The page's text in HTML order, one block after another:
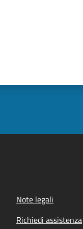
Note legali
Richiedi assistenza